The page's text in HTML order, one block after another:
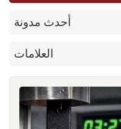
أحدث مدونة
العلامات